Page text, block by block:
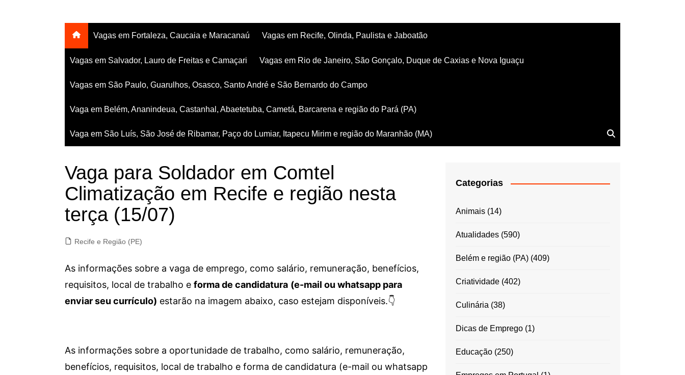
Vagas em Fortaleza, Caucaia e Maracanaú Vagas em Recife, Olinda, Paulista e Jaboatão
Vagas em Salvador, Lauro de Freitas e Camaçari Vagas em Rio de Janeiro, São Gonçalo, Duque de Caxias e Nova Iguaçu
Vagas em São Paulo, Guarulhos, Osasco, Santo André e São Bernardo do Campo
Vaga em Belém, Ananindeua, Castanhal, Abaetetuba, Cametá, Barcarena e região do Pará (PA)
Vaga em São Luís, São José de Ribamar, Paço do Lumiar, Itapecu Mirim e região do Maranhão (MA)
Vaga para Soldador em Comtel
Climatização em Recife e região nesta
terça (15/07)
Recife e Região (PE)
As informações sobre a vaga de emprego, como salário, remuneração, benefícios,
requisitos, local de trabalho e forma de candidatura (e-mail ou whatsapp para
enviar seu currículo) estarão na imagem abaixo, caso estejam disponíveis.👇
As informações sobre a oportunidade de trabalho, como salário, remuneração,
benefícios, requisitos, local de trabalho e forma de candidatura (e-mail ou whatsapp
Categorias
Animais(14)
Atualidades(590)
Belém e região (PA)(409)
Criatividade(402)
Culinária (38)
Dicas de Emprego(1)
Educação(250)